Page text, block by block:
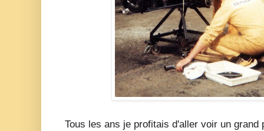
Tous les ans je profitais d'aller voir un